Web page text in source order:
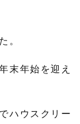
。
末年始を迎え
ハウスクリー